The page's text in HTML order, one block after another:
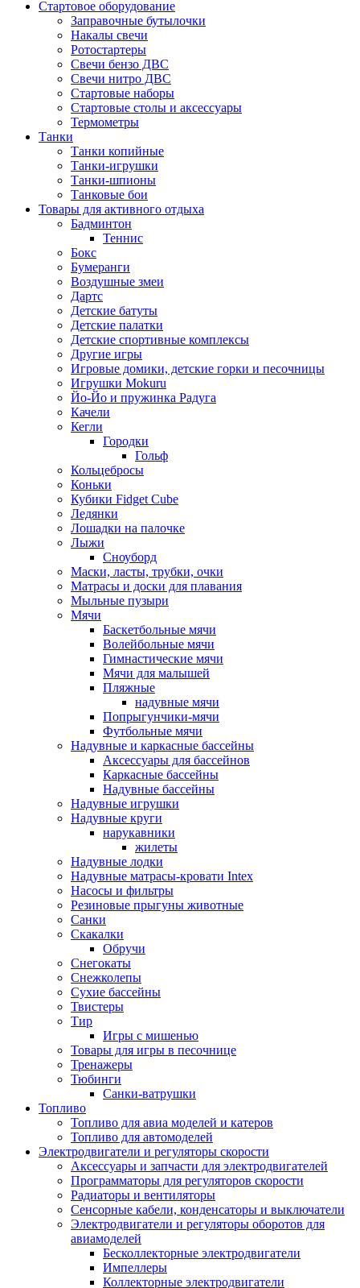
Стартовое оборудование
Заправочные бутылочки
Накалы свечи
Ротостартеры
Свечи бензо ДВС
Свечи нитро ДВС
Стартовые наборы
Стартовые столы и аксессуары
Термометры
Танки
Танки копийные
Танки-игрушки
Танки-шпионы
Танковые бои
Товары для активного отдыха
Бадминтон
Теннис
Бокс
Бумеранги
Воздушные змеи
Дартс
Детские батуты
Детские палатки
Детские спортивные комплексы
Другие игры
Игровые домики, детские горки и песочницы
Игрушки Mokuru
Йо-Йо и пружинка Радуга
Качели
Кегли
Городки
Гольф
Кольцебросы
Коньки
Кубики Fidget Cube
Ледянки
Лошадки на палочке
Лыжи
Сноуборд
Маски, ласты, трубки, очки
Матрасы и доски для плавания
Мыльные пузыри
Мячи
Баскетбольные мячи
Волейбольные мячи
Гимнастические мячи
Мячи для малышей
Пляжные
надувные мячи
Попрыгунчики-мячи
Футбольные мячи
Надувные и каркасные бассейны
Аксессуары для бассейнов
Каркасные бассейны
Надувные бассейны
Надувные игрушки
Надувные круги
нарукавники
жилеты
Надувные лодки
Надувные матрасы-кровати Intex
Насосы и фильтры
Резиновые прыгуны животные
Санки
Скакалки
Обручи
Снегокаты
Снежколепы
Сухие бассейны
Твистеры
Тир
Игры с мишенью
Товары для игры в песочнице
Тренажеры
Тюбинги
Санки-ватрушки
Топливо
Топливо для авиа моделей и катеров
Топливо для автомоделей
Электродвигатели и регуляторы скорости
Аксессуары и запчасти для электродвигателей
Программаторы для регуляторов скорости
Радиаторы и вентиляторы
Сенсорные кабели, конденсаторы и выключатели
Электродвигатели и регуляторы оборотов для
авиамоделей
Бесколлекторные электродвигатели
Импеллеры
Коллекторные электродвигатели